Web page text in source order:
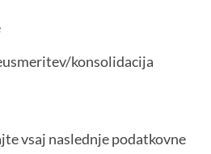
konsolidacija
vsaj naslednje podatkovne